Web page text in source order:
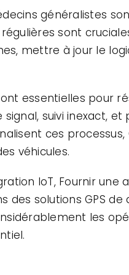
généralistes
sont
mettre à jour le
essentielles pour
suivi inexact,
ces
véhicules.
IoT, Fournir
des solutions GPS
les